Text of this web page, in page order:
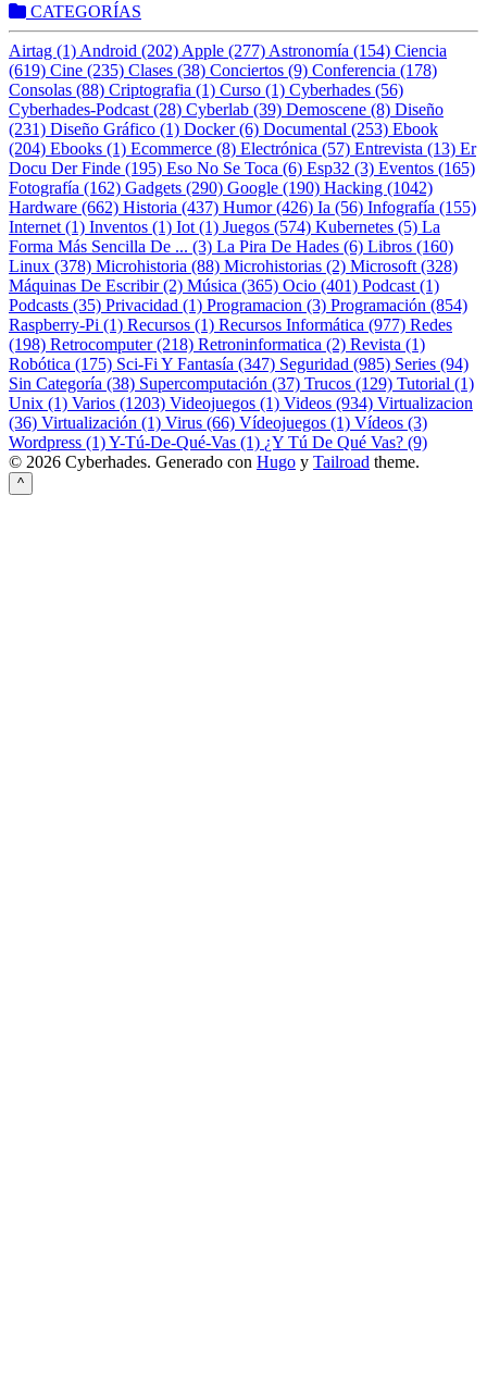
CATEGORÍAS
Airtag (1) Android (202) Apple (277) Astronomía (154) Ciencia
(619) Cine (235) Clases (38) Conciertos (9) Conferencia (178)
Consolas (88) Criptografia (1) Curso (1) Cyberhades (56)
Cyberhades-Podcast (28) Cyberlab (39) Demoscene (8) Diseño
(231) Diseño Gráfico (1) Docker (6) Documental (253) Ebook
(204) Ebooks (1) Ecommerce (8) Electrónica (57) Entrevista (13) Er
Docu Der Finde (195) Eso No Se Toca (6) Esp32 (3) Eventos (165)
Fotografía (162) Gadgets (290) Google (190) Hacking (1042)
Hardware (662) Historia (437) Humor (426) Ia (56) Infografía (155)
Internet (1) Inventos (1) Iot (1) Juegos (574) Kubernetes (5) La
Forma Más Sencilla De ... (3) La Pira De Hades (6) Libros (160)
Linux (378) Microhistoria (88) Microhistorias (2) Microsoft (328)
Máquinas De Escribir (2) Música (365) Ocio (401) Podcast (1)
Podcasts (35) Privacidad (1) Programacion (3) Programación (854)
Raspberry-Pi (1) Recursos (1) Recursos Informática (977) Redes
(198) Retrocomputer (218) Retroninformatica (2) Revista (1)
Robótica (175) Sci-Fi Y Fantasía (347) Seguridad (985) Series (94)
Sin Categoría (38) Supercomputación (37) Trucos (129) Tutorial (1)
Unix (1) Varios (1203) Videojuegos (1) Videos (934) Virtualizacion
(36) Virtualización (1) Virus (66) Vídeojuegos (1) Vídeos (3)
Wordpress (1)Y-Tú-De-Qué-Vas (1) ¿Y Tú De Qué Vas? (9)
© 2026 Cyberhades. Generado con Hugo y Tailroad theme.
^